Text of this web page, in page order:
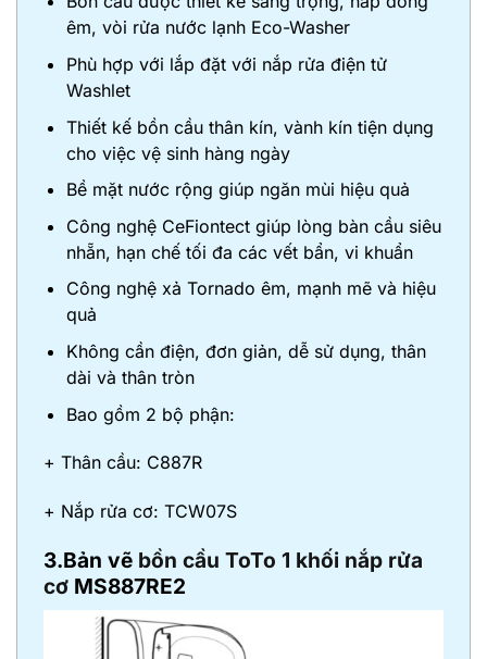
êm, vòi rửa nước lạnh Eco-Washer
Phù hợp với lắp đặt với nắp rửa điện tử
Washlet
Thiết kế bồn cầu thân kín, vành kín tiện dụng
cho việc vệ sinh hàng ngày
Bề mặt nước rộng giúp ngăn mùi hiệu quả
Công nghệ CeFiontect giúp lòng bàn cầu siêu
nhẵn, hạn chế tối đa các vết bẩn, vi khuẩn
Công nghệ xả Tornado êm, mạnh mẽ và hiệu
quả
Không cần điện, đơn giản, dễ sử dụng, thân
dài và thân tròn
Bao gồm 2 bộ phận:
+ Thân cầu: C887R
+ Nắp rửa cơ: TCW07S
3.Bản vẽ bồn cầu ToTo 1 khối nắp rửa
cơ MS887RE2